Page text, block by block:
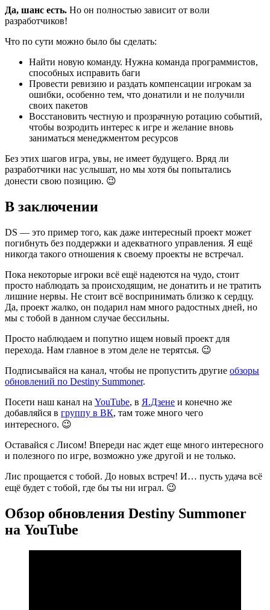
Да, шанс есть. Но он полностью зависит от воли
разработчиков!
Что по сути можно было бы сделать:
Найти новую команду. Нужна команда программистов,
способных исправить баги
Провести ревизию и раздать компенсации игрокам за
ошибки, особенно тем, что донатили и не получили
своих пакетов
Восстановить честную и прозрачную ротацию событий,
чтобы возродить интерес к игре и желание вновь
заниматься менеджментом ресурсов
Без этих шагов игра, увы, не имеет будущего. Вряд ли
разработчики нас услышат, но мы хотя бы попытались
донести свою позицию. 😉
В заключении
DS — это пример того, как даже интересный проект может
погибнуть без поддержки и адекватного управления. Я ещё
никогда такого отношения к своему проекты не встречал.
Пока некоторые игроки всё ещё надеются на чудо, стоит
просто наблюдать за происходящим, не донатить и не тратить
лишние нервы. Не стоит всё воспринимать близко к сердцу.
Да, проект жалко, он подарил нам много радостных дней, но
мы с тобой в данном случае бессильны.
Просто наблюдаем и попутно ищем новый проект для
перехода. Нам главное в этом деле не терятсья. 😉
Подписывайся на канал, чтобы не пропустить другие обзоры
обновлений по Destiny Summoner.
Посети наш канал на YouTube, в Я.Дзене и конечно же
добавляйся в группу в ВК, там тоже много чего
интересного. 😉
Оставайся с Лисом! Впереди нас ждет еще много интересного
и полезного по игре, возможно уже другой и не только.
Лис прощается с тобой. До новых встреч! И… пусть удача всё
ещё будет с тобой, где бы ты ни играл. 😉
Обзор обновления Destiny Summoner
на YouTube